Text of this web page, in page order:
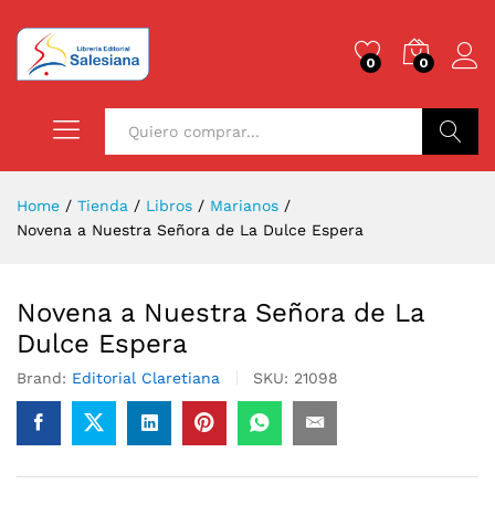
0 0
Home / Tienda / Libros / Marianos /
Novena a Nuestra Señora de La Dulce Espera
Novena a Nuestra Señora de La
Dulce Espera
Brand: Editorial Claretiana SKU: 21098